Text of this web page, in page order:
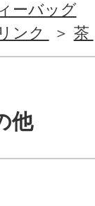
ーバッグ
ンク
茶
他